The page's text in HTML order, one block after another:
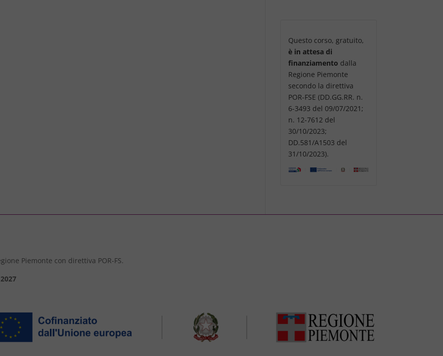
Questo corso, gratuito,
è in attesa di
finanziamento dalla
Regione Piemonte
secondo la direttiva
POR-FSE (DD.GG.RR. n.
6-3493 del 09/07/2021;
n. 12-7612 del
30/10/2023;
DD.581/A1503 del
31/10/2023).
Piemonte con direttiva POR-FS.